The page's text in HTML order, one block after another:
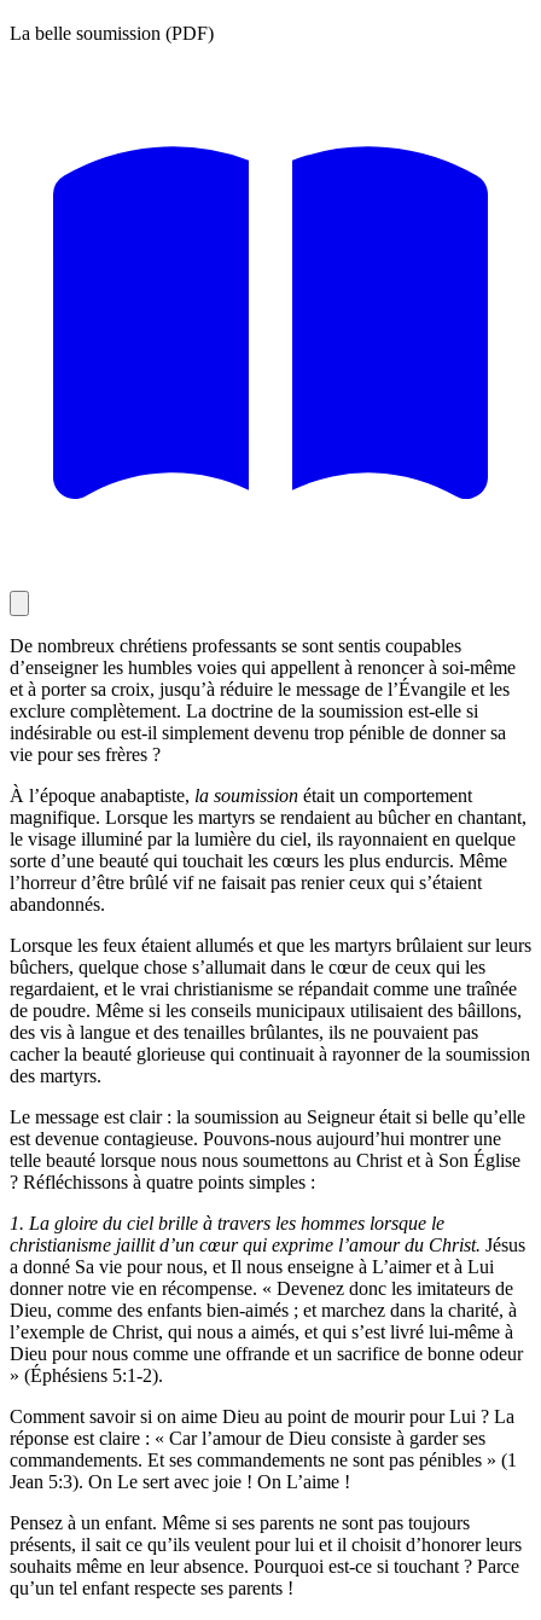
La belle soumission (PDF)
De nombreux chrétiens professants se sont sentis coupables
d’enseigner les humbles voies qui appellent à renoncer à soi-même
et à porter sa croix, jusqu’à réduire le message de l’Évangile et les
exclure complètement. La doctrine de la soumission est-elle si
indésirable ou est-il simplement devenu trop pénible de donner sa
vie pour ses frères ?
À l’époque anabaptiste, la soumission était un comportement
magnifique. Lorsque les martyrs se rendaient au bûcher en chantant,
le visage illuminé par la lumière du ciel, ils rayonnaient en quelque
sorte d’une beauté qui touchait les cœurs les plus endurcis. Même
l’horreur d’être brûlé vif ne faisait pas renier ceux qui s’étaient
abandonnés.
Lorsque les feux étaient allumés et que les martyrs brûlaient sur leurs
bûchers, quelque chose s’allumait dans le cœur de ceux qui les
regardaient, et le vrai christianisme se répandait comme une traînée
de poudre. Même si les conseils municipaux utilisaient des bâillons,
des vis à langue et des tenailles brûlantes, ils ne pouvaient pas
cacher la beauté glorieuse qui continuait à rayonner de la soumission
des martyrs.
Le message est clair : la soumission au Seigneur était si belle qu’elle
est devenue contagieuse. Pouvons-nous aujourd’hui montrer une
telle beauté lorsque nous nous soumettons au Christ et à Son Église
? Réfléchissons à quatre points simples :
1. La gloire du ciel brille à travers les hommes lorsque le
christianisme jaillit d’un cœur qui exprime l’amour du Christ. Jésus
a donné Sa vie pour nous, et Il nous enseigne à L’aimer et à Lui
donner notre vie en récompense. « Devenez donc les imitateurs de
Dieu, comme des enfants bien-aimés ; et marchez dans la charité, à
l’exemple de Christ, qui nous a aimés, et qui s’est livré lui-même à
Dieu pour nous comme une offrande et un sacrifice de bonne odeur
» (Éphésiens 5:1-2).
Comment savoir si on aime Dieu au point de mourir pour Lui ? La
réponse est claire : « Car l’amour de Dieu consiste à garder ses
commandements. Et ses commandements ne sont pas pénibles » (1
Jean 5:3). On Le sert avec joie ! On L’aime !
Pensez à un enfant. Même si ses parents ne sont pas toujours
présents, il sait ce qu’ils veulent pour lui et il choisit d’honorer leurs
souhaits même en leur absence. Pourquoi est-ce si touchant ? Parce
qu’un tel enfant respecte ses parents !